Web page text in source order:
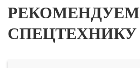
РЕКОМЕНДУЕМ
СПЕЦТЕХНИКУ